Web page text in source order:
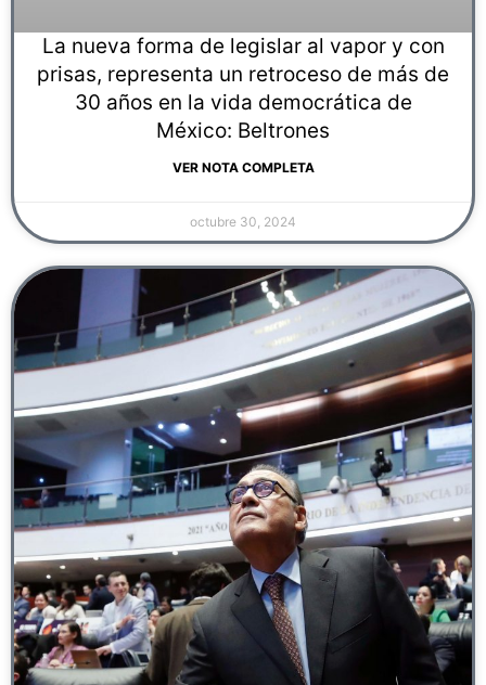
La nueva forma de legislar al vapor y con
prisas, representa un retroceso de más de
30 años en la vida democrática de
México: Beltrones
VER NOTA COMPLETA
octubre 30, 2024